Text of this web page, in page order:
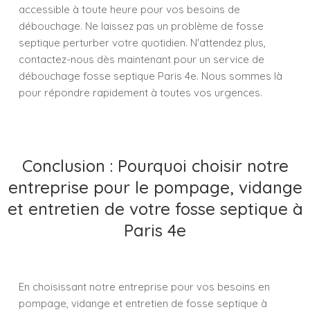
accessible à toute heure pour vos besoins de
débouchage. Ne laissez pas un problème de fosse
septique perturber votre quotidien. N'attendez plus,
contactez-nous dès maintenant pour un service de
débouchage fosse septique Paris 4e. Nous sommes là
pour répondre rapidement à toutes vos urgences.
Conclusion : Pourquoi choisir notre
entreprise pour le pompage, vidange
et entretien de votre fosse septique à
Paris 4e
En choisissant notre entreprise pour vos besoins en
pompage, vidange et entretien de fosse septique à